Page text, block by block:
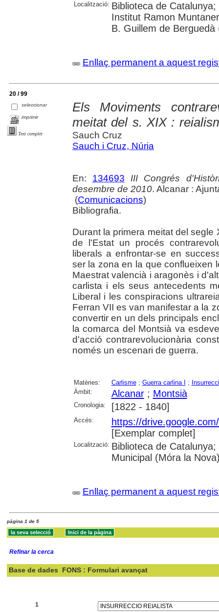
Localització: Biblioteca de
Institut Ramon
B. Guillem de Berguedà
Enllaç permanent a aquest
20 / 99
seleccionar
imprimir
Text complet
Els Moviments
meitat del s. XIX :
Sauch Cruz
Sauch i Cruz, Núria
En: 134693
III Congrés
desembre de 2010. Alcanar :
(Comunicacions)
Bibliografia.
Durant la primera meitat del
de l'Estat un procés
liberals a enfrontar-se en
ser la zona en la que conflueixen
Maestrat valencià i aragonès i
carlista i els seus antecedents
Liberal i les conspiracions
Ferran VII es van manifestar a la
convertir en un dels principals
la comarca del Montsià va
d'acció contrarevolucionària
només un escenari de guerra.
Matèries: Carlisme; Guerra carlina I ;
Àmbit:
Alcanar; Montsià
Cronologia: [1822 - 1840]
Accés:
https://
[Exemplar complet]
Localització: Biblioteca de
Municipal (Móra la
Enllaç permanent a aquest
pàgina 1 de 5
Refinar la cerca
Base de dades FONS : Formulari avançat
1